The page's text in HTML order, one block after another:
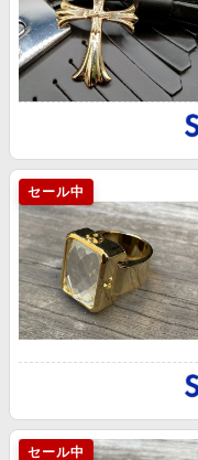
セール中
セール中